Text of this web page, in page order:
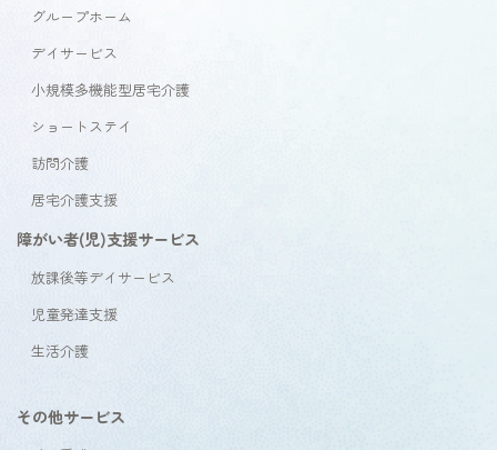
グループホーム
デイサービス
小規模多機能型居宅介護
ショートステイ
訪問介護
居宅介護支援
障がい者(児)支援サービス
放課後等デイサービス
児童発達支援
生活介護
その他サービス